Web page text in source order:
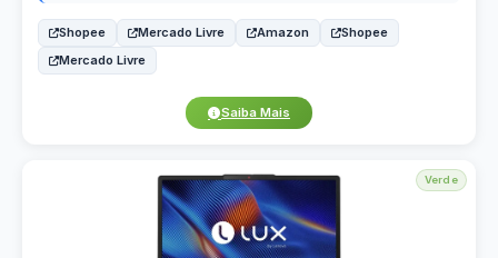
Shopee Mercado Livre Amazon
Shopee
Mercado Livre
Saiba Mais
Verde